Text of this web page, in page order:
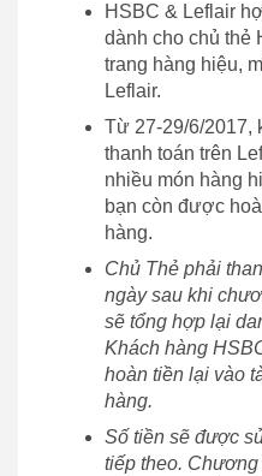
HSBC & Leflair
dành cho chủ thẻ
trang hàng hiệu,
Leflair.
Từ 27-29/6/2017,
thanh toán trên
nhiều món hàng
bạn còn được
hàng.
Chủ Thẻ phải
ngày sau khi
sẽ tổng hợp lại
Khách hàng
hoàn tiền lại vào
hàng.
Số tiền sẽ được
tiếp theo.